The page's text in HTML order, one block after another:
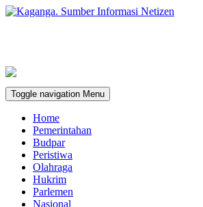
Toggle navigation Menu
Home
Pemerintahan
Budpar
Peristiwa
Olahraga
Hukrim
Parlemen
Nasional